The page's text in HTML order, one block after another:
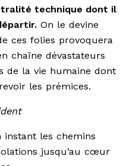
technique dont il
On le devine
ces folies provoquera
chaîne dévastateurs
de la vie humaine dont
les prémices.
instant les chemins
jusqu’au cœur